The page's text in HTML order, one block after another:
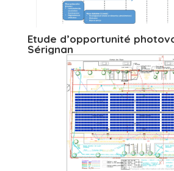
Etude d’opportunité
Sérignan